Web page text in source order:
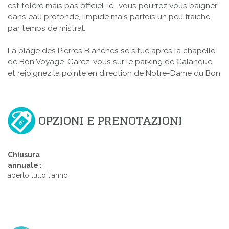
est toléré mais pas officiel. Ici, vous pourrez vous baigner
dans eau profonde, limpide mais parfois un peu fraiche
par temps de mistral.
La plage des Pierres Blanches se situe après la chapelle
de Bon Voyage. Garez-vous sur le parking de Calanque
et rejoignez la pointe en direction de Notre-Dame du Bon
OPZIONI E PRENOTAZIONI
Chiusura
annuale :
aperto tutto l'anno